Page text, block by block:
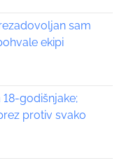
sam
ekipi
18-godišnjake;
protiv svako